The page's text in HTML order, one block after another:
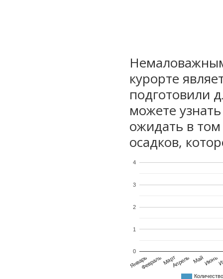
курорте
подготовили
можете
ожидать в
осадков,
ЯнварьФевральМартАпрель МайИюнь
0
1
2
3
4